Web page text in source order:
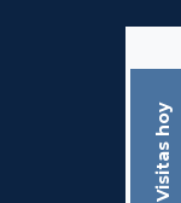
Visitas hoy